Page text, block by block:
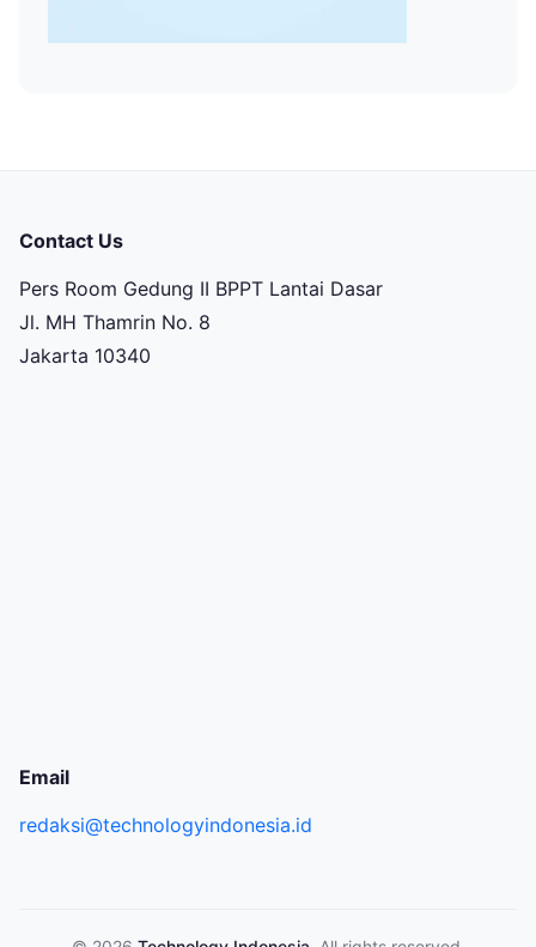
Contact Us
Pers Room Gedung II BPPT Lantai Dasar
Jl. MH Thamrin No. 8
Jakarta 10340
Email
redaksi@technologyindonesia.id